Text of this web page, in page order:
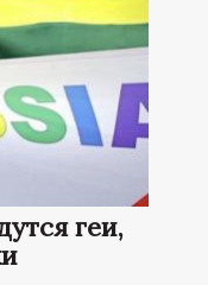
геи,